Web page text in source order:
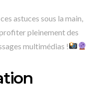
astuces sous la main,
pleinement des
multimédias !